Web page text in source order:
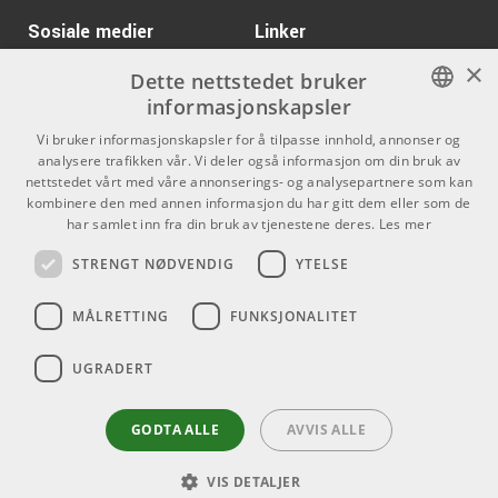
Electronics verdens eneste mikrofonprodusent som
samarbeider med Mr. Rupert Neve - uten tvil det mest
kjente navnet i opptaksutstyrets historie.
I sortimentet finner du massevis av mikrofoner av høy
kvalitet & tilbehør for både live- og studiobruk.
Tourtek TM30
ARTIKKELNUMMER 1016857
Kr 515/stk
Boss VE-2 Vocal
Harmonist
ARTIKKELNUMMER 1041882
Kr 2755/stk
Samson MBA28
ARTIKKELNUMMER 1052380
AMP PM-4/10
Sosiale medier Linker
Om Oss
Kontakt oss
Kjøpsvilkår
Butikken
Varemerker
0555 Oslo
NORWEGIAN
×
Dette nettstedet bruker
informasjonskapsler
Vi bruker informasjonskapsler for å tilpasse innhold, annonser og
analysere trafikken vår. Vi deler også informasjon om din bruk av
nettstedet vårt med våre annonserings- og analysepartnere som kan
kombinere den med annen informasjon du har gitt dem eller som de
har samlet inn fra din bruk av tjenestene deres. Les mer
STRENGT NØDVENDIG YTELSE
MÅLRETTING FUNKSJONALITET
UGRADERT
GODTA ALLE AVVIS ALLE
VIS DETALJER